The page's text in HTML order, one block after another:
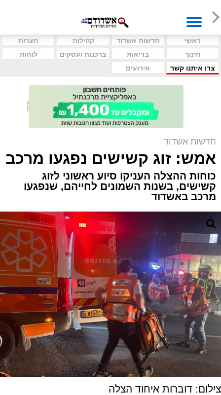
ראשי חדשות אשדוד קהילות
חצרות
חינוך
בריאות צרכנות ועסקים
לוחות
צרו איתנו קשר
אירועים
חדשות אשדוד
אמש: זוג קשישים נפגעו מרכב
כוחות ההצלה העניקו סיוע ראשוני לזוג
קשישים, בשנות השמונים לחייהם, שנפגעו
מרכב באשדוד
צילום: דוברות איחוד הצלה